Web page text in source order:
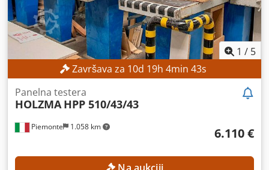
1 / 5
Završava za 10d 19h 4min 41s
Piemonte 1.058 km
Panelna testera
HOLZMA HPP 510/43/43
6.110 €